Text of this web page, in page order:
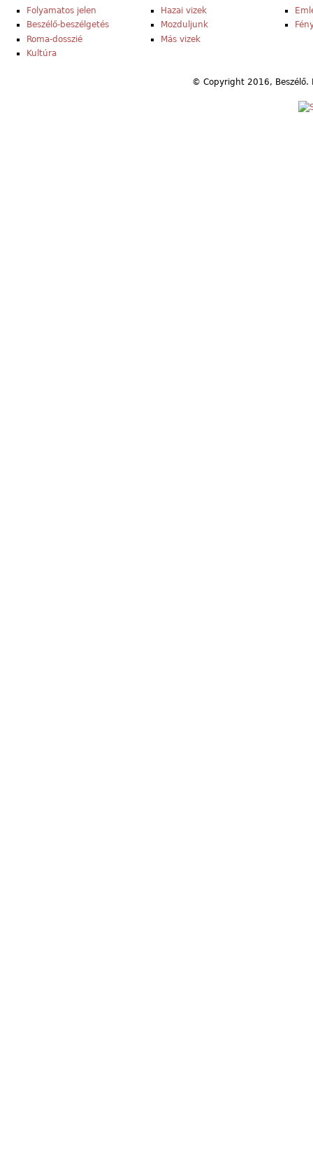
Folyamatos jelen
Beszélő-beszélgetés
Roma-dosszié
Kultúra
Hazai vizek
Mozduljunk
Más vizek
© Copyright 2016,